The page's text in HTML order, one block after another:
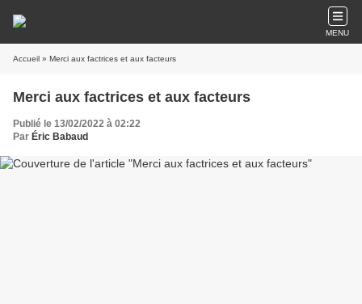
MENU
Accueil » Merci aux factrices et aux facteurs
Merci aux factrices et aux facteurs
Publié le 13/02/2022 à 02:22
Par Éric Babaud